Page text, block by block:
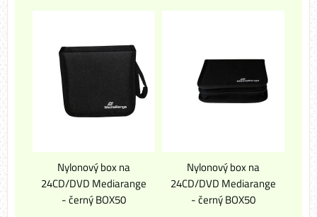
Nylonový box na
24CD/DVD Mediarange
- černý BOX50
Nylonový box na
24CD/DVD Mediarange
- černý BOX50